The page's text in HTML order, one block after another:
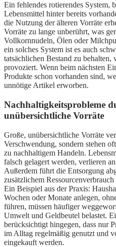
Ein fehlendes rotierendes System,
Lebensmittel hinter bereits
die Nutzung der älteren Vorräte
Vorräte zu lange unberührt, was
Vollkornnudeln, Ölen oder
ein solches System ist es auch
tatsächlichen Bestand zu behalten,
provoziert. Wenn beim nächsten
Produkte schon vorhanden sind,
unnötige Artikel erworben.
Nachhaltigkeitsprobleme
unübersichtliche Vorräte
Große, unübersichtliche Vorräte
Verschwendung, sondern stehen
zu nachhaltigem Handeln.
falsch gelagert werden, verlieren
Außerdem führt die Entsorgung
zusätzlichem
Ein Beispiel aus der Praxis:
Wochen oder Monate anlegen,
führen, müssen häufiger
Umwelt und Geldbeutel belastet.
berücksichtigt hingegen, dass nur
im Alltag regelmäßig genutzt und
eingekauft werden.